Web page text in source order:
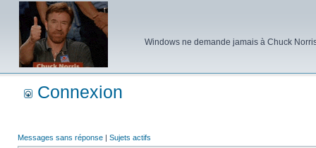
Windows ne demande jamais à Chuck
Connexion
Messages sans réponse | Sujets actifs